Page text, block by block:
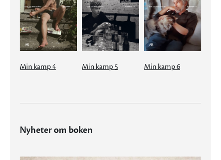
Min kamp 4 Min kamp 5 Min kamp 6
Nyheter om boken